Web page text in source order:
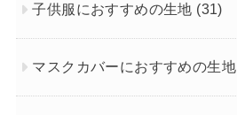
子供服におすすめの生地 (31)
マスクカバーにおすすめの生地